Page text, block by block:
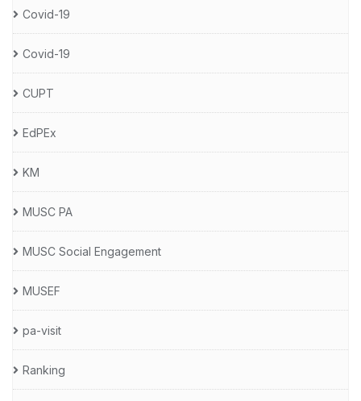
Covid-19
Covid-19
CUPT
EdPEx
KM
MUSC PA
MUSC Social Engagement
MUSEF
pa-visit
Ranking